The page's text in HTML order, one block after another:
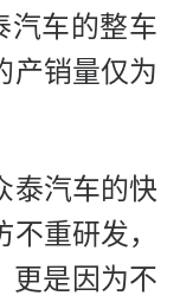
汽车的整车
产销量仅为
泰汽车的快
重研发，
更是因为不